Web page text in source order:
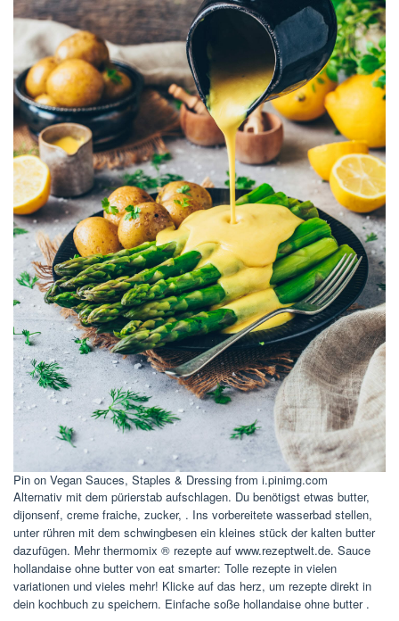
Pin on Vegan Sauces, Staples & Dressing from i.pinimg.com
Alternativ mit dem pürierstab aufschlagen. Du benötigst etwas butter,
dijonsenf, creme fraiche, zucker, . Ins vorbereitete wasserbad stellen,
unter rühren mit dem schwingbesen ein kleines stück der kalten butter
dazufügen. Mehr thermomix ® rezepte auf www.rezeptwelt.de. Sauce
hollandaise ohne butter von eat smarter: Tolle rezepte in vielen
variationen und vieles mehr! Klicke auf das herz, um rezepte direkt in
dein kochbuch zu speichern. Einfache soße hollandaise ohne butter .